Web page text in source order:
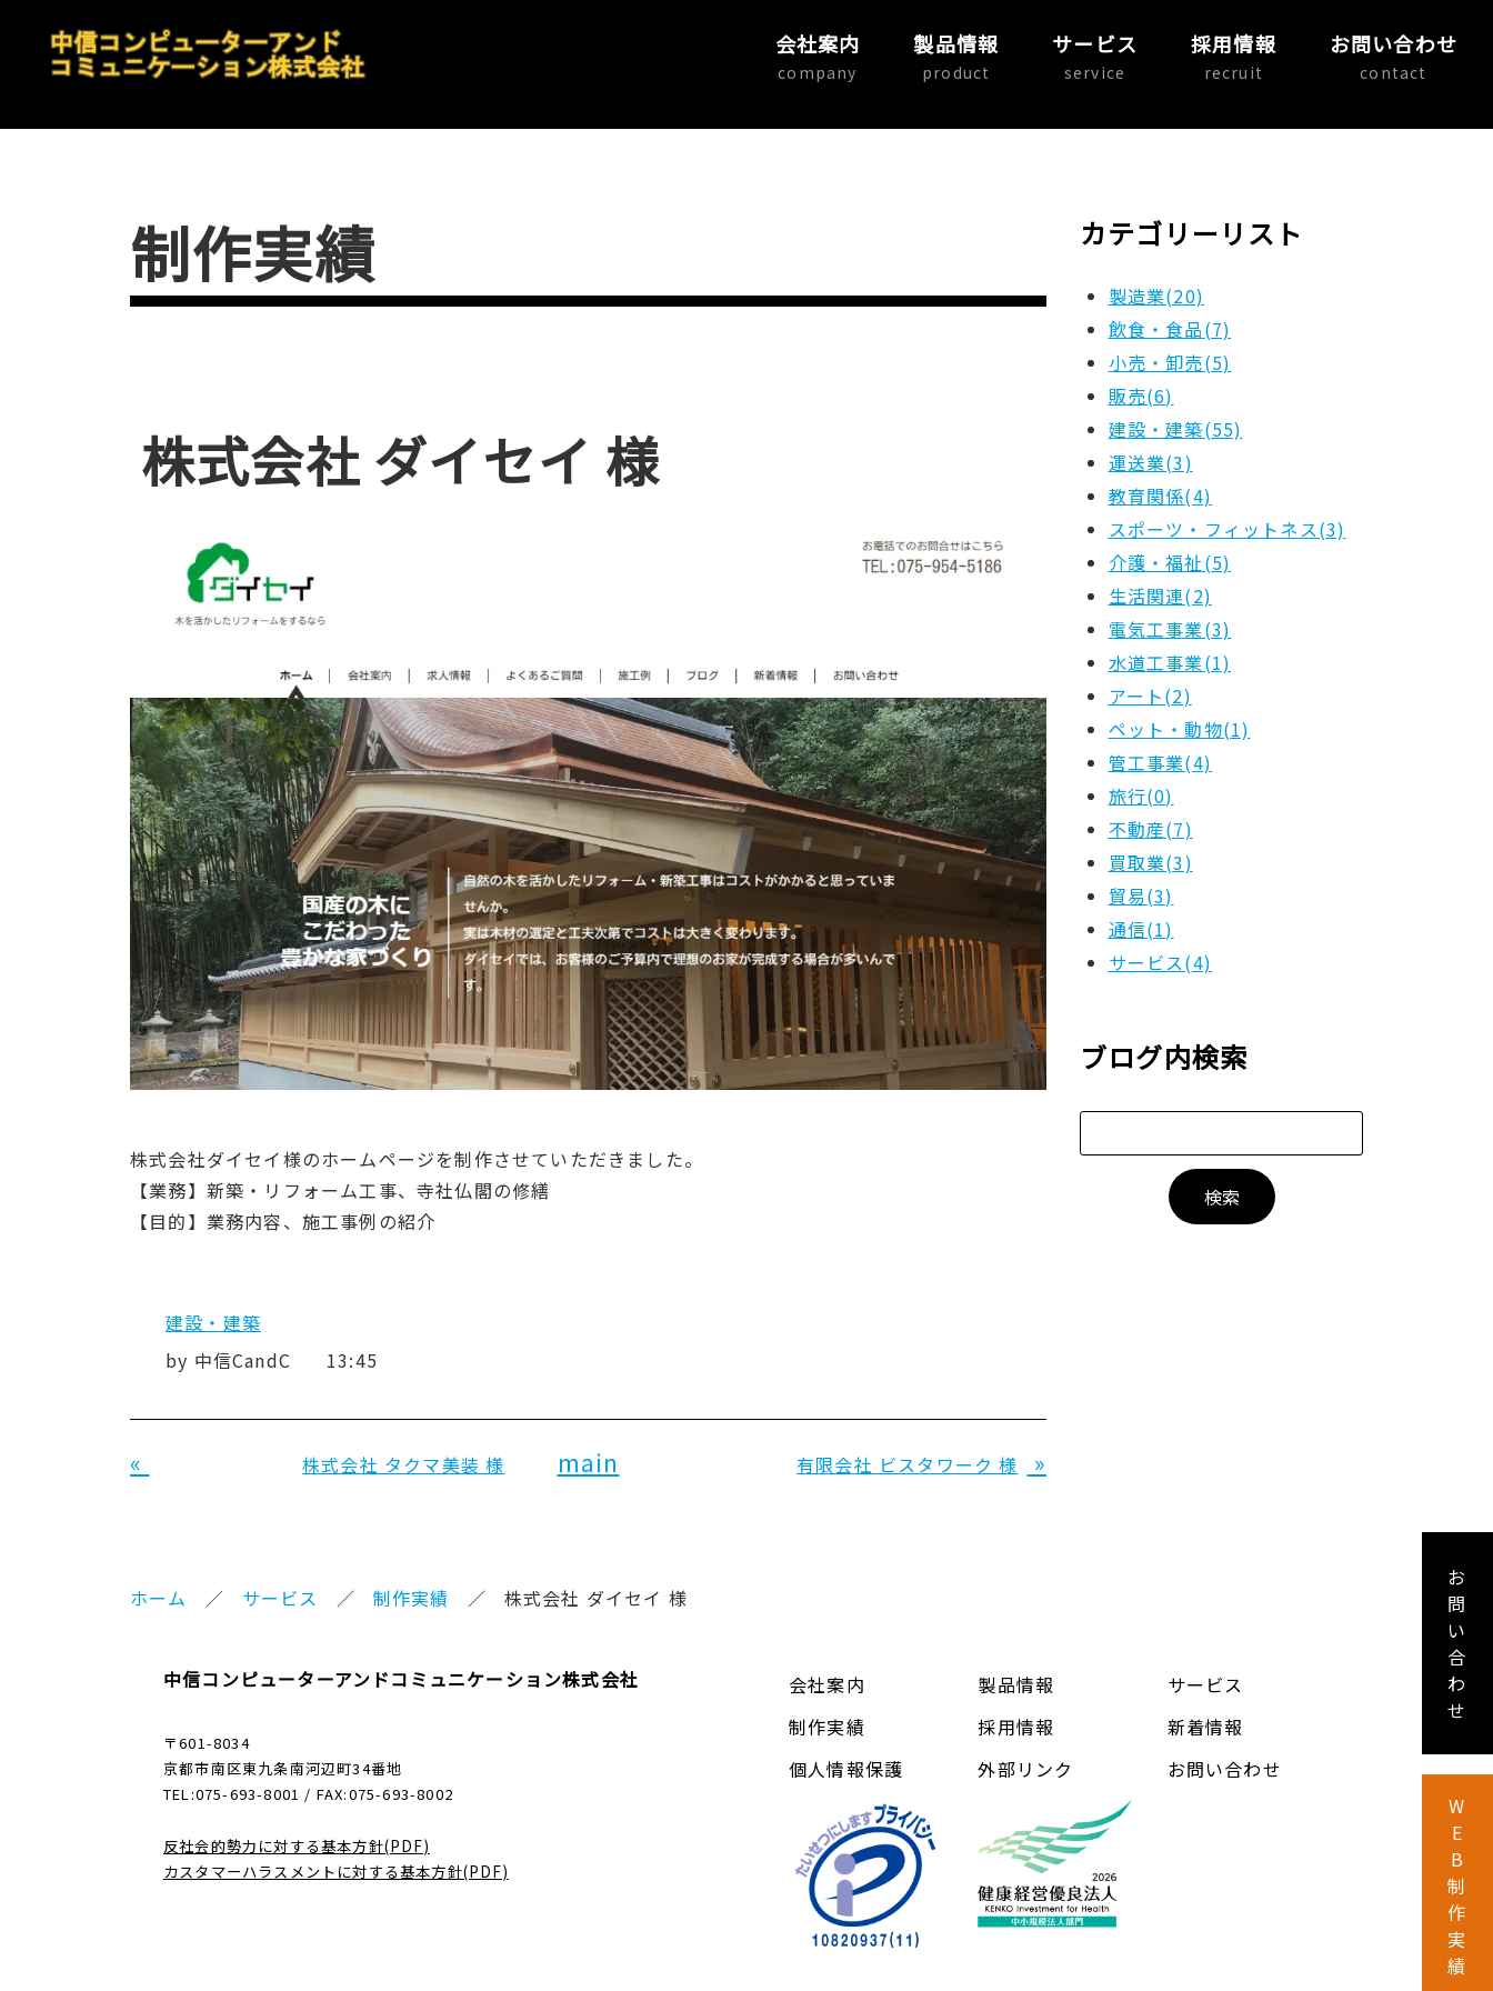
会社案内
company
製品情報
product
サービス
service
採用情報
recruit
お問い合わせ
contact
制作実績
株式会社 ダイセイ 様
株式会社ダイセイ様のホームページを制作させていただきました。
【業務】新築・リフォーム工事、寺社仏閣の修繕
【目的】業務内容、施工事例の紹介
建設・建築
by 中信CandC 13:45
« 株式会社 タクマ美装 様 main 有限会社 ビスタワーク 様 »
カテゴリーリスト
製造業(20)
飲食・食品(7)
小売・卸売(5)
販売(6)
建設・建築(55)
運送業(3)
教育関係(4)
スポーツ・フィットネス(3)
介護・福祉(5)
生活関連(2)
電気工事業(3)
水道工事業(1)
アート(2)
ペット・動物(1)
管工事業(4)
旅行(0)
不動産(7)
買取業(3)
貿易(3)
通信(1)
サービス(4)
ブログ内検索
ホーム サービス 制作実績 株式会社 ダイセイ 様
中信コンピューターアンドコミュニケーション株式会社
〒601-8034
京都市南区東九条南河辺町34番地
TEL:075-693-8001 / FAX:075-693-8002
反社会的勢力に対する基本方針(PDF)
カスタマーハラスメントに対する基本方針(PDF)
会社案内 製品情報
サービス
制作実績
採用情報
新着情報
個人情報保護
外部リンク お問い合わせ
お
問
い
合
わ
せ
W
E
B
制
作
実
績